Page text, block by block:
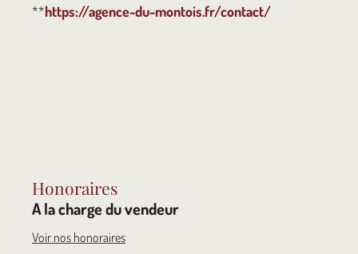
**https://agence-du-montois.fr/contact/
Honoraires
A la charge du vendeur
Voir nos honoraires